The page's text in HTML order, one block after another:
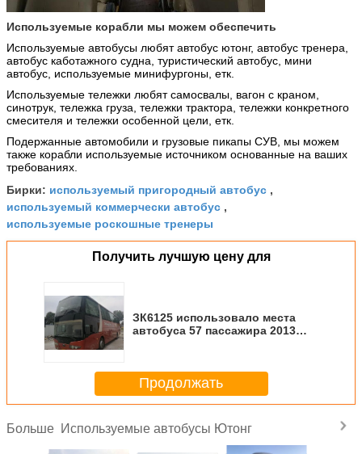
Используемые корабли мы можем обеспечить
Используемые автобусы любят автобус ютонг, автобус тренера,
автобус каботажного судна, туристический автобус, мини
автобус, используемые минифургоны, етк.
Используемые тележки любят самосвалы, вагон с краном,
синотрук, тележка груза, тележки трактора, тележки конкретного
смесителя и тележки особенной цели, етк.
Подержанные автомобили и грузовые пикапы СУВ, мы можем
также корабли используемые источником основанные на ваших
требованиях.
Бирки: используемый пригородный автобус ,
используемый коммерчески автобус ,
используемые роскошные тренеры
Получить лучшую цену для
ЗК6125 использовало места
автобуса 57 пассажира 2013
Продолжать
Больше Используемые автобусы Ютонг